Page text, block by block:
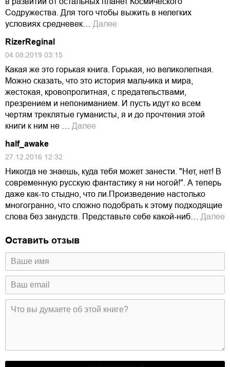
Содружества. Для того чтобы выжить в нелегких
условиях средневек…
Далее
RizerReginal
04.08.2019 03:15
Какая же это горькая книга. Горькая, но великолепная.
Можно сказать, что это история мальчика и мира,
жестокая, кровопролитная, с предательствами,
презрением и непониманием. И пусть идут ко всем
чертям треклятые гуманисты, я и до прочтения этой
книги к ним не …
Далее
half_awake
27.12.2016 12:32
Никогда не знаешь, куда тебя может занести. "Нет, нет! В
современную русскую фантастику я ни ногой!". А теперь
даже как-то стыдно, что ли.Произведение настолько
многогранно, что сложно подобрать к этому подходящие
слова без занудств. Представьте себе какой-ниб…
Далее
Оставить отзыв